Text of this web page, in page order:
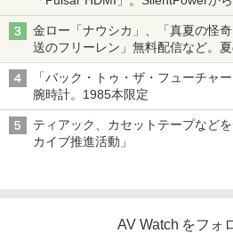
金ロー「ナウシカ」、「真夏の怪
送のフリーレン」無料配信など。
「バック・トゥ・ザ・フューチャ
腕時計。1985本限定
ティアック、カセットテープなど
カイブ推進活動」
AV Watch をフォ